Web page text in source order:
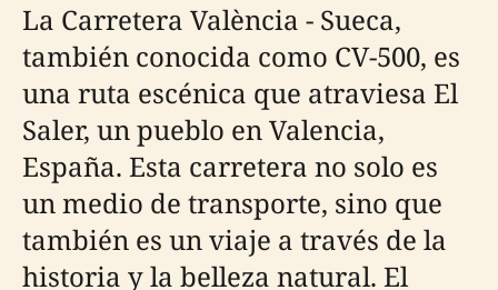
La Carretera València - Sueca,
también conocida como CV-500, es
una ruta escénica que atraviesa El
Saler, un pueblo en Valencia,
España. Esta carretera no solo es
un medio de transporte, sino que
también es un viaje a través de la
historia y la belleza natural. El